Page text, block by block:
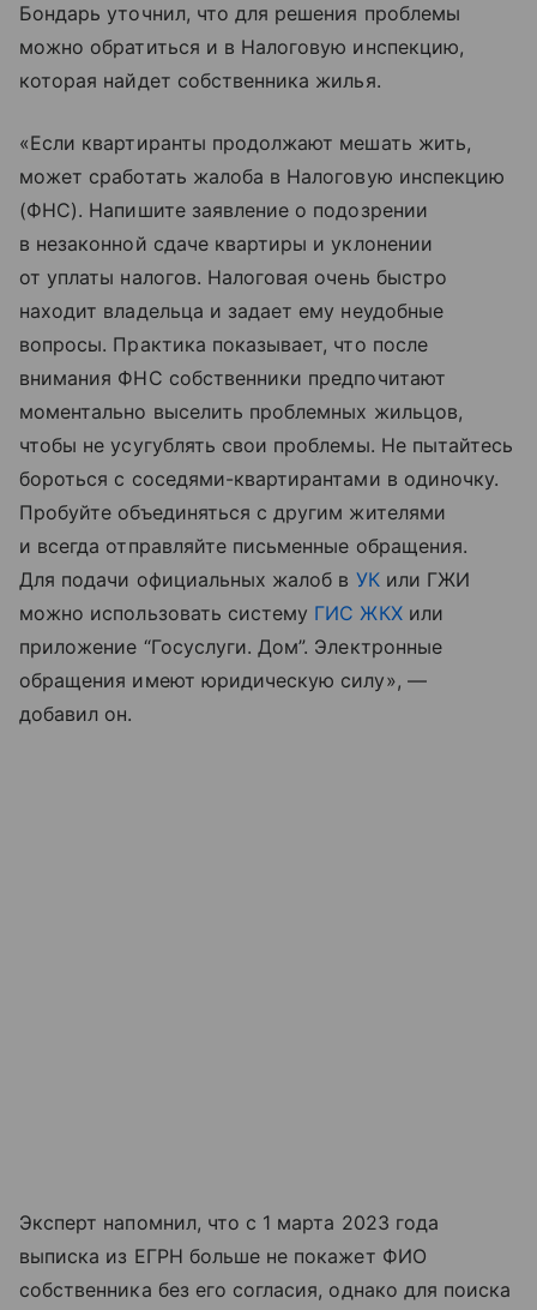
Бондарь уточнил, что для решения проблемы
можно обратиться и в Налоговую инспекцию,
которая найдет собственника жилья.
«Если квартиранты продолжают мешать жить,
может сработать жалоба в Налоговую инспекцию
(ФНС). Напишите заявление о подозрении
в незаконной сдаче квартиры и уклонении
от уплаты налогов. Налоговая очень быстро
находит владельца и задает ему неудобные
вопросы. Практика показывает, что после
внимания ФНС собственники предпочитают
моментально выселить проблемных жильцов,
чтобы не усугублять свои проблемы. Не пытайтесь
бороться с соседями-квартирантами в одиночку.
Пробуйте объединяться с другим жителями
и всегда отправляйте письменные обращения.
Для подачи официальных жалоб в УКили ГЖИ
можно использовать систему ГИС ЖКХили
приложение “Госуслуги. Дом”. Электронные
обращения имеют юридическую силу», —
добавил он.
Эксперт напомнил, что с 1 марта 2023 года
выписка из ЕГРН больше не покажет ФИО
собственника без его согласия, однако для поиска